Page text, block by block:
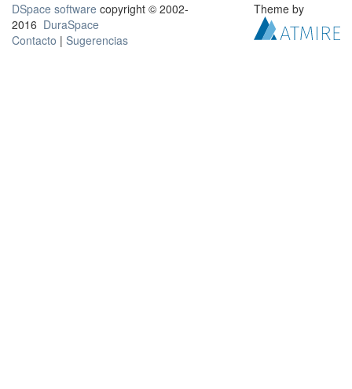
DSpace software copyright © 2002-
2016 DuraSpace
Contacto | Sugerencias
Theme by